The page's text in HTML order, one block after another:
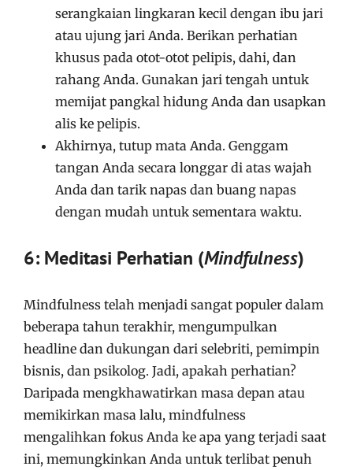
serangkaian lingkaran kecil dengan ibu jari
atau ujung jari Anda. Berikan perhatian
khusus pada otot-otot pelipis, dahi, dan
rahang Anda. Gunakan jari tengah untuk
memijat pangkal hidung Anda dan usapkan
alis ke pelipis.
Akhirnya, tutup mata Anda. Genggam
tangan Anda secara longgar di atas wajah
Anda dan tarik napas dan buang napas
dengan mudah untuk sementara waktu.
6: Meditasi Perhatian (Mindfulness)
Mindfulness telah menjadi sangat populer dalam
beberapa tahun terakhir, mengumpulkan
headline dan dukungan dari selebriti, pemimpin
bisnis, dan psikolog. Jadi, apakah perhatian?
Daripada mengkhawatirkan masa depan atau
memikirkan masa lalu, mindfulness
mengalihkan fokus Anda ke apa yang terjadi saat
ini, memungkinkan Anda untuk terlibat penuh